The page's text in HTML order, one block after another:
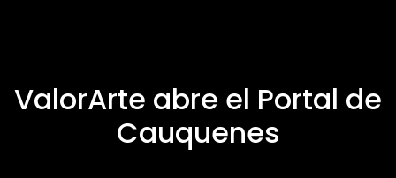
ValorArte abre el Portal de
Cauquenes